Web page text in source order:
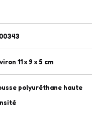
11 × 9 × 5 cm
polyuréthane haute